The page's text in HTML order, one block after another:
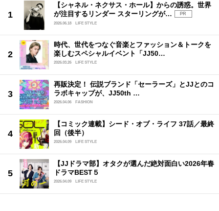
【シャネル・ネクサス・ホール】からの誘惑。世界
が注目するリンダー スターリングが…
PR
2026.06.18
LIFE STYLE
時代、世代をつなぐ音楽とファッション＆トークを
楽しむスペシャルイベント「JJ50…
2026.03.26 LIFE STYLE
再販決定！ 伝説ブランド「セーラーズ」とJJとのコ
ラボキャップが、JJ50th …
2026.04.06 FASHION
【コミック連載】シード・オブ・ライフ 37話／最終
回（後半）
2026.04.09 LIFE STYLE
【JJドラマ部】オタクが選んだ絶対面白い2026年春
ドラマBEST５
2026.04.09 LIFE STYLE